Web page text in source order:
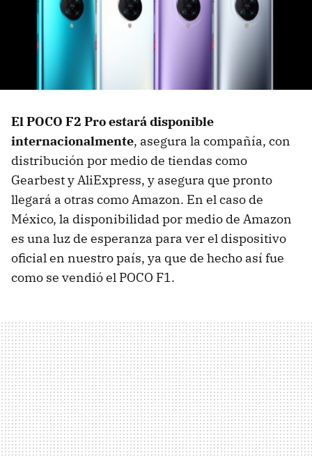
El POCO F2 Pro estará disponible
internacionalmente, asegura la compañía, con
distribución por medio de tiendas como
Gearbest y AliExpress, y asegura que pronto
llegará a otras como Amazon. En el caso de
México, la disponibilidad por medio de Amazon
es una luz de esperanza para ver el dispositivo
oficial en nuestro país, ya que de hecho así fue
como se vendió el POCO F1.